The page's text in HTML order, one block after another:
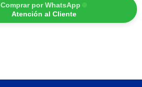
Comprar por WhatsApp
Atención al Cliente